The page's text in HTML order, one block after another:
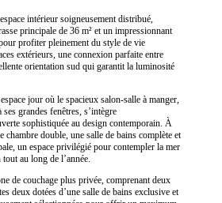
intérieur soigneusement distribué,
principale de 36 m² et un impressionnant
profiter pleinement du style de vie
extérieurs, une connexion parfaite entre
orientation sud qui garantit la luminosité
jour où le spacieux salon-salle à manger,
grandes fenêtres, s’intègre
sophistiquée au design contemporain. À
chambre double, une salle de bains complète et
un espace privilégié pour contempler la mer
au long de l’année.
de couchage plus privée, comprenant deux
deux dotées d’une salle de bains exclusive et